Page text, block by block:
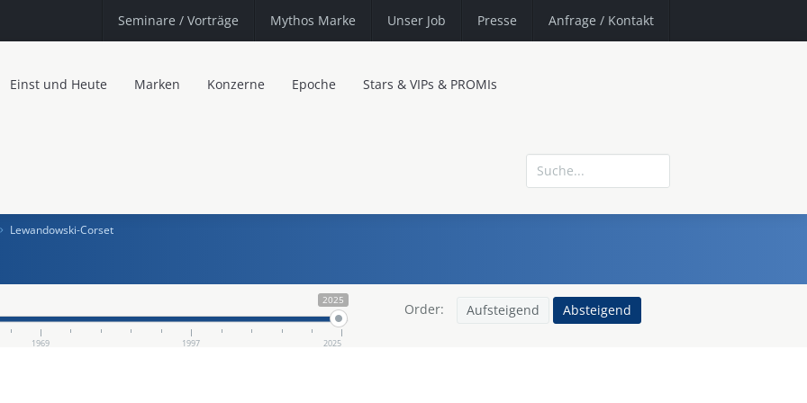
Seminare / Vorträge Mythos Marke Unser Job Presse Anfrage / Kontakt
Einst und Heute Marken Konzerne Epoche Stars & VIPs & PROMIs
Lewandowski-Corset
2025
1969 1997 2025
Order: Aufsteigend Absteigend